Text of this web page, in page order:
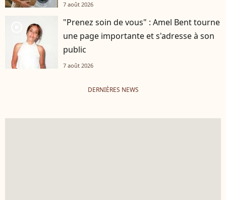
7 août 2026
"Prenez soin de vous" : Amel Bent tourne
une page importante et s'adresse à son
public
7 août 2026
DERNIÈRES NEWS